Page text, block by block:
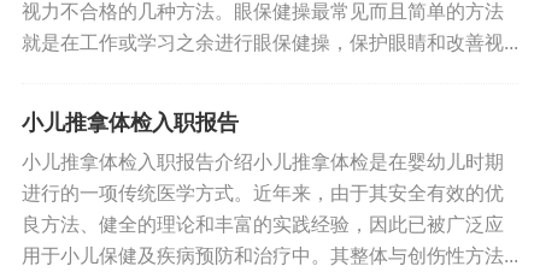
视力不合格的几种方法。眼保健操最常见而且简单的方法
就是在工作或学习之余进行眼保健操，保护眼睛和改善视...
小儿推拿体检入职报告
小儿推拿体检入职报告介绍小儿推拿体检是在婴幼儿时期
进行的一项传统医学方式。近年来，由于其安全有效的优
良方法、健全的理论和丰富的实践经验，因此已被广泛应
用于小儿保健及疾病预防和治疗中。其整体与创伤性方法...